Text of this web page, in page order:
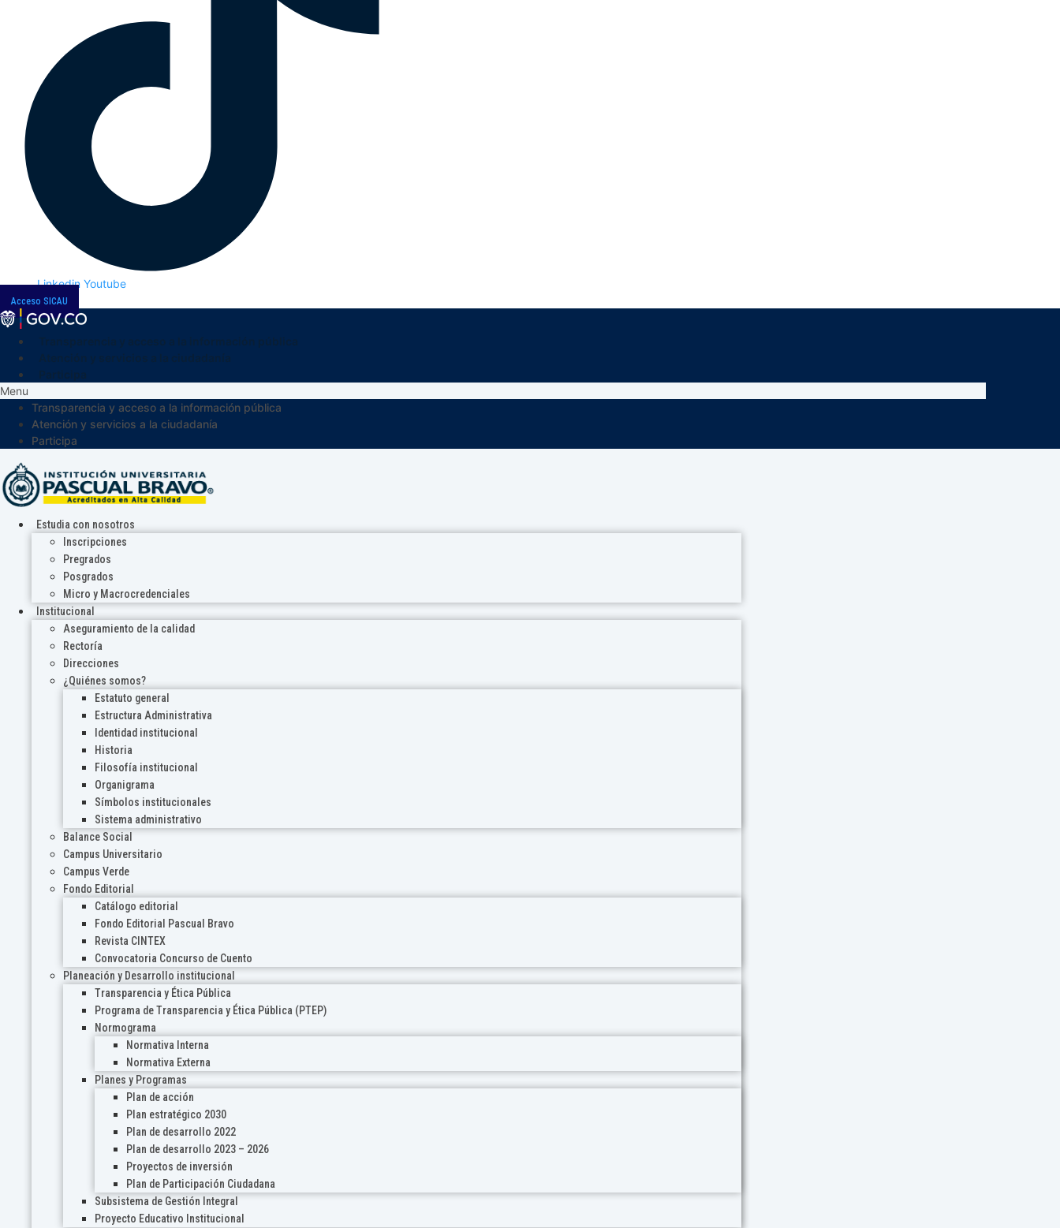
Linkedin Youtube
Acceso SICAU
Menu
Transparencia y acceso a la información pública
Atención y servicios a la ciudadanía
Participa
Estudia con nosotros
Inscripciones
Pregrados
Posgrados
Micro y Macrocredenciales
Institucional
Aseguramiento de la calidad
Rectoría
Direcciones
¿Quiénes somos?
Estatuto general
Estructura Administrativa
Identidad institucional
Historia
Filosofía institucional
Organigrama
Símbolos institucionales
Sistema administrativo
Balance Social
Campus Universitario
Campus Verde
Fondo Editorial
Catálogo editorial
Fondo Editorial Pascual Bravo
Revista CINTEX
Convocatoria Concurso de Cuento
Planeación y Desarrollo institucional
Transparencia y Ética Pública
Programa de Transparencia y Ética Pública (PTEP)
Normograma
Normativa Interna
Normativa Externa
Planes y Programas
Plan de acción
Plan estratégico 2030
Plan de desarrollo 2022
Plan de desarrollo 2023 – 2026
Proyectos de inversión
Plan de Participación Ciudadana
Subsistema de Gestión Integral
Proyecto Educativo Institucional